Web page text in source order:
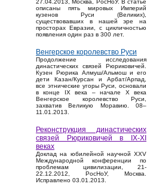
27.04.2013, Москва, РосНоУ. В статье
описаны пять мировых Империй
кузенов Руси (Великих),
существовавших в нашей эре на
просторах Евразии, с цикличностью
появления один раз в 300 лет.
Венгерское королевство Руси
Продолжение исследования
династических связей Рюриковичей.
Кузен Рюрика Алмуш/Альмош и его
дети Казан/Курсан и Арбат/Арпад,
все этнические угоры Руси, основали
в конце IX века – начале X века
Венгерское королевство Руси,
захватив Великую Моравию. 08–
11.01.2013.
Реконструкция династических
связей Рюриковичей в IX-XI
веках
Доклад на юбилейной научной XXV
Международной конференции по
проблемам цивилизации, 21-
22.12.2012, РосНоУ, Москва.
Исправлено 03.01.2013.